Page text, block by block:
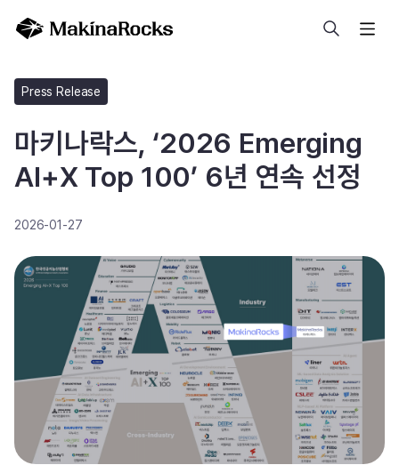
Press Release
마키나락스, ‘2026 Emerging
AI+X Top 100’ 6년 연속 선정
2026-01-27